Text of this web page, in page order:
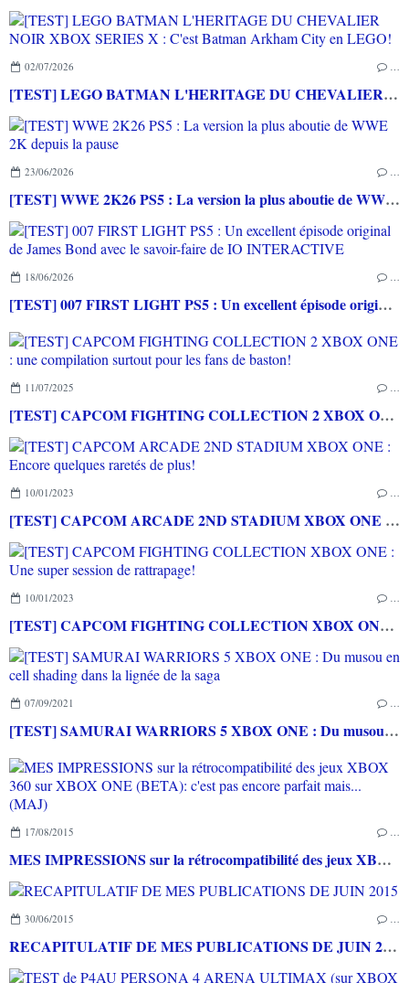
02/07/2026
[TEST] LEGO BATMAN L'HERITAGE DU CHEVALIER NOIR XBOX SERIES X : C'est Batman Arkham City en LEGO!
23/06/2026
[TEST] WWE 2K26 PS5 : La version la plus aboutie de WWE 2K depuis la pause
18/06/2026
[TEST] 007 FIRST LIGHT PS5 : Un excellent épisode original de James Bond avec le savoir-faire de IO INTERACTIVE
11/07/2025
[TEST] CAPCOM FIGHTING COLLECTION 2 XBOX ONE : une compilation surtout pour les fans de baston!
10/01/2023
[TEST] CAPCOM ARCADE 2ND STADIUM XBOX ONE : Encore quelques raretés de plus!
10/01/2023
[TEST] CAPCOM FIGHTING COLLECTION XBOX ONE : Une super session de rattrapage!
07/09/2021
[TEST] SAMURAI WARRIORS 5 XBOX ONE : Du musou en cell shading dans la lignée de la saga
17/08/2015
MES IMPRESSIONS sur la rétrocompatibilité des jeux XBOX 360 sur XBOX ONE (BETA): c'est pas encore parfait mais... (MAJ)
30/06/2015
RECAPITULATIF DE MES PUBLICATIONS DE JUIN 2015